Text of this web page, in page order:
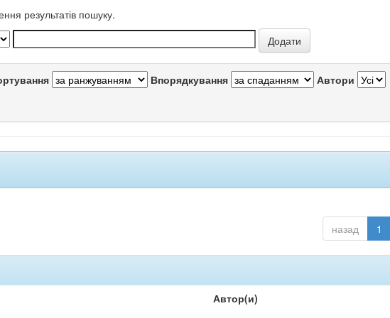
результатів пошуку.
Впорядкування Автори
назад 1
Автор(и)